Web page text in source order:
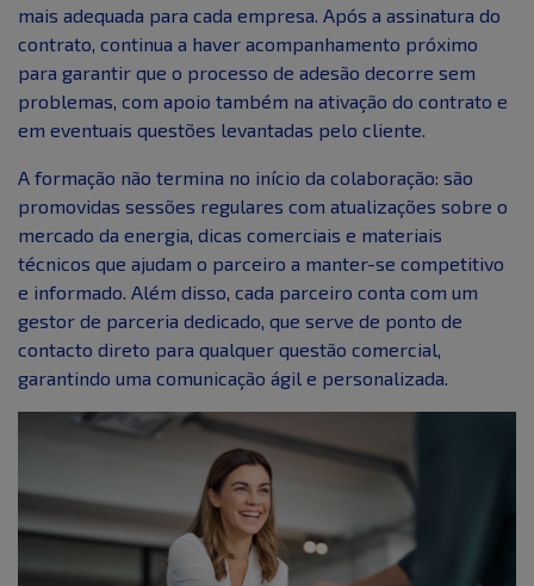
mais adequada para cada empresa. Após a assinatura do
contrato, continua a haver acompanhamento próximo
para garantir que o processo de adesão decorre sem
problemas, com apoio também na ativação do contrato e
em eventuais questões levantadas pelo cliente.
A formação não termina no início da colaboração: são
promovidas sessões regulares com atualizações sobre o
mercado da energia, dicas comerciais e materiais
técnicos que ajudam o parceiro a manter-se competitivo
e informado. Além disso, cada parceiro conta com um
gestor de parceria dedicado, que serve de ponto de
contacto direto para qualquer questão comercial,
garantindo uma comunicação ágil e personalizada.